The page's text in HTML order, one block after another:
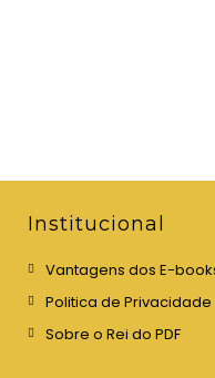
Institucional
Vantagens dos E-
Politica de Privacidade
Sobre o Rei do PDF